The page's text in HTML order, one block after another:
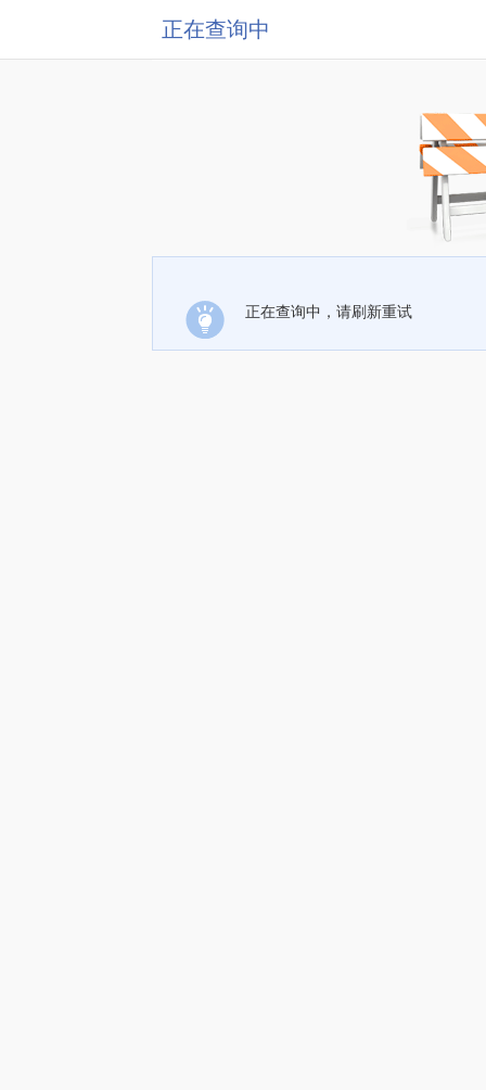
正在查询中
正在查询中，请刷新重试